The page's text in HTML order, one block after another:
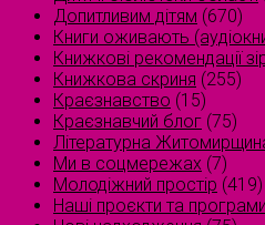
Допитливим дітям (670)
Книги оживають
Книжкові рекомендації
Книжкова скриня (255)
Краєзнавство (15)
Краєзнавчий блог (75)
Літературна
Ми в соцмережах (7)
Молодіжний простір (419)
Наші проєкти та програми